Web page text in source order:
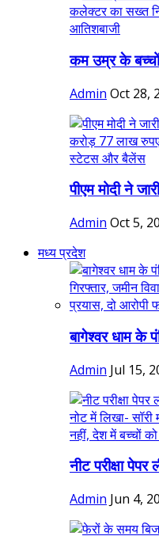
कम उम्र के बच्चों
Admin Oct 28,
पीएम मोदी ने
Admin Oct 5,
मध्य प्रदेश
बागेश्वर धाम के
Admin Jul 15,
नीट परीक्षा
Admin Jun 4,